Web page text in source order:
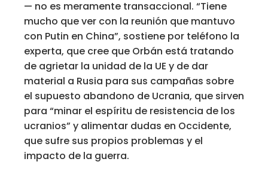
— no es meramente transaccional. “Tiene
mucho que ver con la reunión que mantuvo
con Putin en China”, sostiene por teléfono la
experta, que cree que Orbán está tratando
de agrietar la unidad de la UE y de dar
material a Rusia para sus campañas sobre
el supuesto abandono de Ucrania, que sirven
para “minar el espíritu de resistencia de los
ucranios” y alimentar dudas en Occidente,
que sufre sus propios problemas y el
impacto de la guerra.